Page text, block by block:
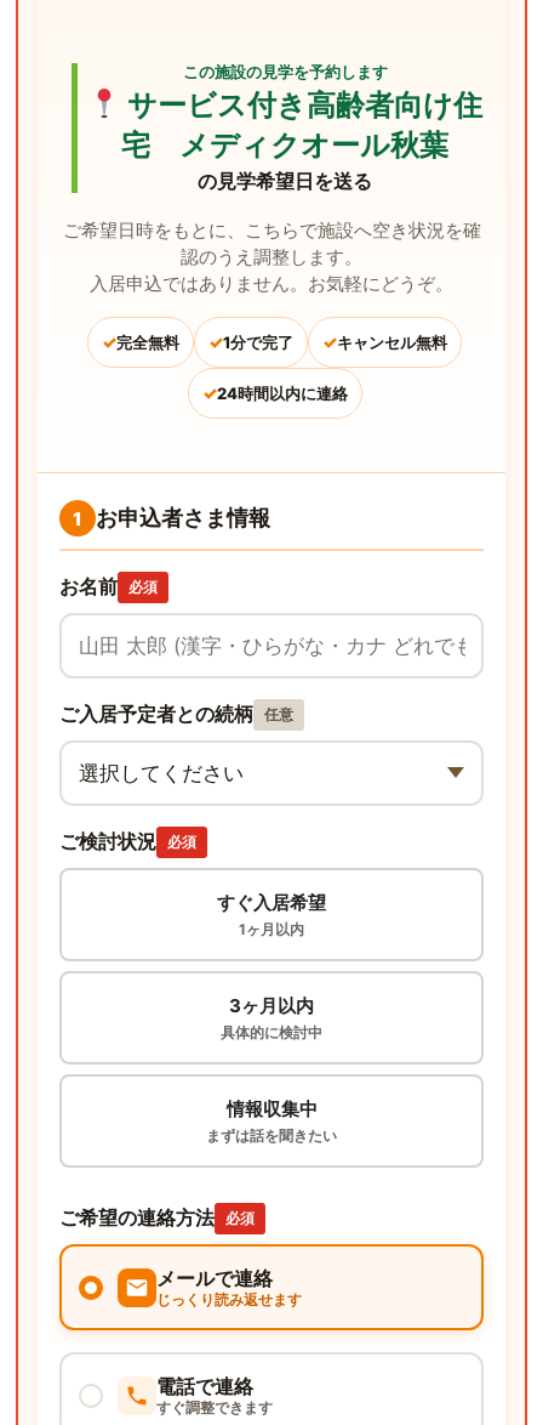
この施設の見学を予約します
サービス付き高齢者向け住
宅 メディクオール秋葉
の見学希望日を送る
ご希望日時をもとに、こちらで施設へ空き状況を確
認のうえ調整します。
入居申込ではありません。お気軽にどうぞ。
✓完全無料 ✓1分で完了 ✓キャンセル無料
✓24時間以内に連絡
1 お申込者さま情報
お名前 必須
ご入居予定者との続柄 任意
ご検討状況 必須
すぐ入居希望
1ヶ月以内
3ヶ月以内
具体的に検討中
情報収集中
まずは話を聞きたい
ご希望の連絡方法 必須
メールで連絡
じっくり読み返せます
電話で連絡
すぐ調整できます